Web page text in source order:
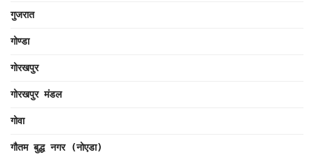
गुजरात
गोण्डा
गोरखपुर
गोरखपुर मंडल
गोवा
गौतम बुद्ध नगर (नोएडा)